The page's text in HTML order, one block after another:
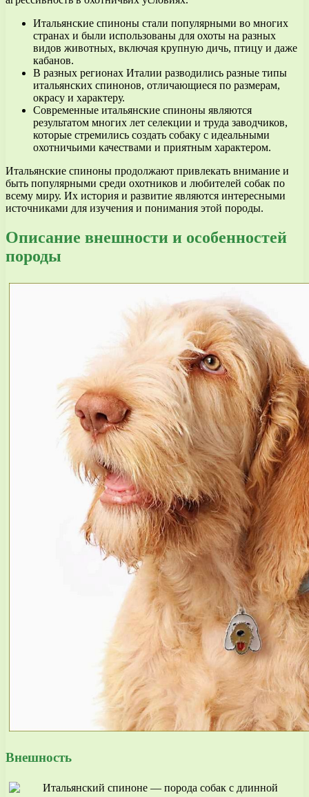
Итальянские спиноны стали популярными во многих
странах и были использованы для охоты на разных
видов животных, включая крупную дичь, птицу и даже
кабанов.
В разных регионах Италии разводились разные типы
итальянских спинонов, отличающиеся по размерам,
окрасу и характеру.
Современные итальянские спиноны являются
результатом многих лет селекции и труда заводчиков,
которые стремились создать собаку с идеальными
охотничьими качествами и приятным характером.
Итальянские спиноны продолжают привлекать внимание и
быть популярными среди охотников и любителей собак по
всему миру. Их история и развитие являются интересными
источниками для изучения и понимания этой породы.
Описание внешности и особенностей
породы
Внешность